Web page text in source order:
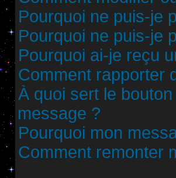
Pourquoi ne puis-je
Pourquoi ne puis-je
Pourquoi ai-je reçu
Comment rapporter
À quoi sert le
message ?
Pourquoi mon
Comment remonter